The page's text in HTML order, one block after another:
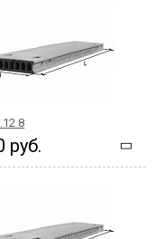
8
руб.